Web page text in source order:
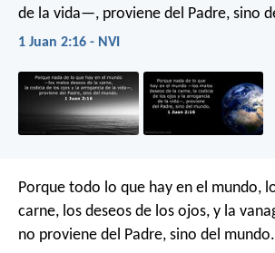
de la vida—, proviene del Padre, sino
1 Juan 2:16 - NVI
Porque todo lo que hay en el mundo,
carne, los deseos de los ojos, y la
no proviene del Padre, sino del mundo.